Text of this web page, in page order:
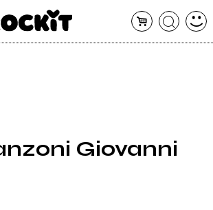
Giovanni